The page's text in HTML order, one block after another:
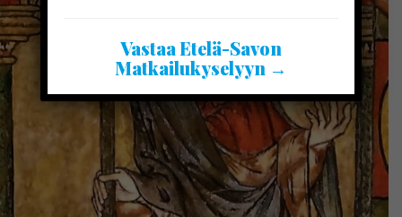
Vastaa Etelä-Savon
Matkailukyselyyn →